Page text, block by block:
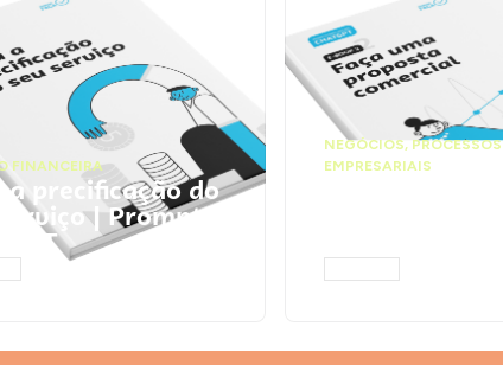
FINANCEIRA
a precificação do
serviço | Prompts
NEGÓCIOS, PROCESSOS
EMPRESARIAIS